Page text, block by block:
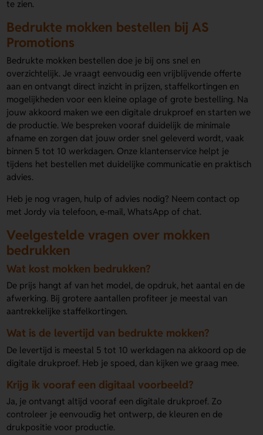
te zien.
Bedrukte mokken bestellen bij AS
Promotions
Bedrukte mokken bestellen doe je bij ons snel en
overzichtelijk. Je vraagt eenvoudig een vrijblijvende offerte
aan en ontvangt direct inzicht in prijzen, staffelkortingen en
mogelijkheden voor een kleine oplage of grote bestelling. Na
jouw akkoord maken we een digitale drukproef en starten we
de productie. We bespreken vooraf duidelijk de minimale
afname en zorgen dat jouw order snel geleverd wordt, vaak
binnen 5 tot 10 werkdagen. Onze klantenservice helpt je
tijdens het bestellen met duidelijke communicatie en praktisch
advies.
Heb je nog vragen, hulp of advies nodig? Neem contact op
met Jordy via telefoon, e-mail, WhatsApp of chat.
Veelgestelde vragen over mokken
bedrukken
Wat kost mokken bedrukken?
De prijs hangt af van het model, de opdruk, het aantal en de
afwerking. Bij grotere aantallen profiteer je meestal van
aantrekkelijke staffelkortingen.
Wat is de levertijd van bedrukte mokken?
De levertijd is meestal 5 tot 10 werkdagen na akkoord op de
digitale drukproef. Heb je spoed, dan kijken we graag mee.
Krijg ik vooraf een digitaal voorbeeld?
Ja, je ontvangt altijd vooraf een digitale drukproef. Zo
controleer je eenvoudig het ontwerp, de kleuren en de
drukpositie voor productie.